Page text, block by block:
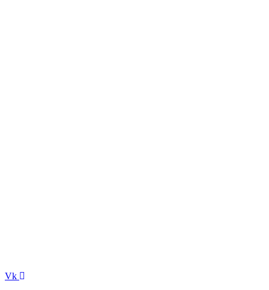
Vk